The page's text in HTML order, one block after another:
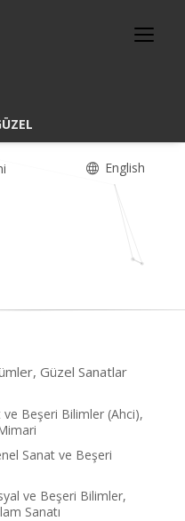
English
Güzel Sanatlar
ve Beşeri Bilimler (Ahci),
Sanat ve Beşeri
ve Beşeri Bilimler,
Sanatı